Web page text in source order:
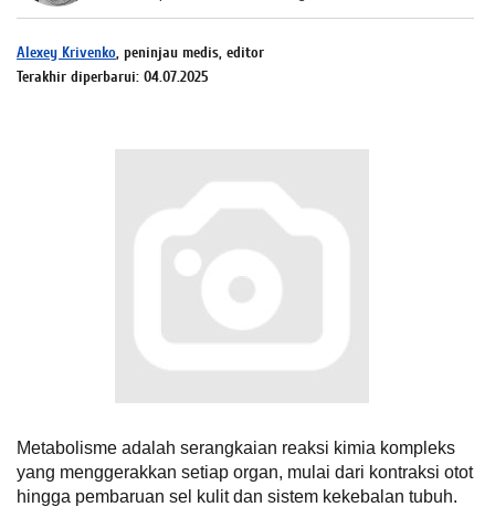
Alexey Krivenko, peninjau medis, editor
Terakhir diperbarui: 04.07.2025
Metabolisme adalah serangkaian reaksi kimia kompleks
yang menggerakkan setiap organ, mulai dari kontraksi otot
hingga pembaruan sel kulit dan sistem kekebalan tubuh.